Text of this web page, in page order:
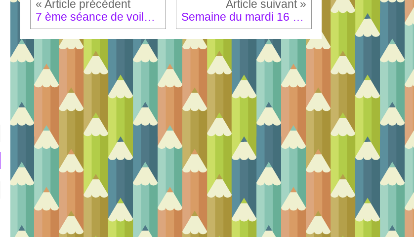
7 ème séance de voile pour les CE2 ! Semaine du mardi 16 au vendredi 19 juin